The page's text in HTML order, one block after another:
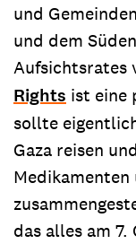
und
und dem
Aufsichtsrates
Rights ist eine
sollte
Gaza reisen
das alles am